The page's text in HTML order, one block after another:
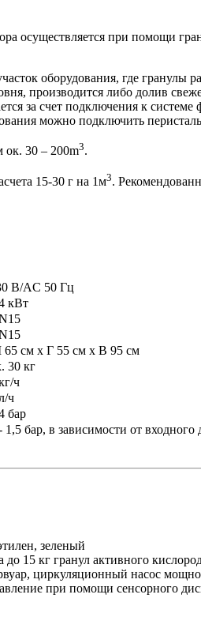
осуществляется при помощи
оборудования, где
производится либо долив
за счет подключения к
можно подключить
ок. 30 – 200m3.
15-30 г на 1м3.
В/AC 50 Гц
кВт
см x Г 55 см x В 95 см
30 кг
ч
ч
бар
1,5 бар, в зависимости от входного
зеленый
до 15 кг гранул активного
циркуляционный насос
при помощи сенсорного